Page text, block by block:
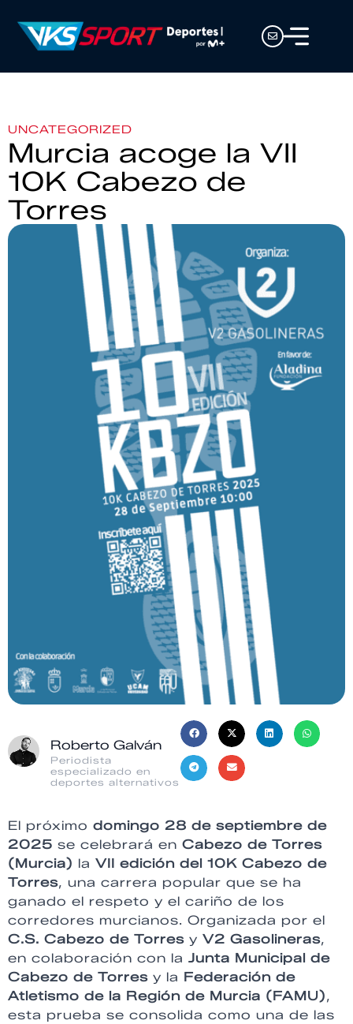
UNCATEGORIZED
Murcia acoge la VII
10K Cabezo de
Torres
Roberto Galván
Periodista
especializado en
deportes alternativos
El próximo domingo 28 de septiembre de
2025 se celebrará en Cabezo de Torres
(Murcia) la VII edición del 10K Cabezo de
Torres, una carrera popular que se ha
ganado el respeto y el cariño de los
corredores murcianos. Organizada por el
C.S. Cabezo de Torres y V2 Gasolineras,
en colaboración con la Junta Municipal de
Cabezo de Torres y la Federación de
Atletismo de la Región de Murcia (FAMU),
esta prueba se consolida como una de las